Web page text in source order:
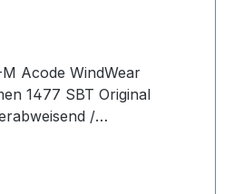
Acode WindWear
1477 SBT Original
/